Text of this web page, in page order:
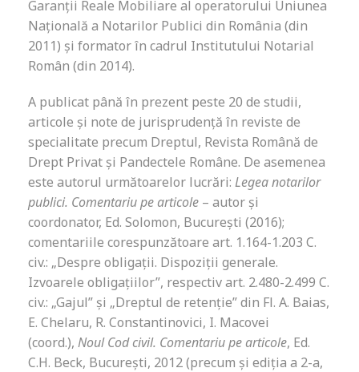
Garanții Reale Mobiliare al operatorului Uniunea
Națională a Notarilor Publici din România (din
2011) și formator în cadrul Institutului Notarial
Român (din 2014).
A publicat până în prezent peste 20 de studii,
articole și note de jurisprudență în reviste de
specialitate precum Dreptul, Revista Română de
Drept Privat și Pandectele Române. De asemenea
este autorul următoarelor lucrări: Legea notarilor
publici. Comentariu pe articole – autor și
coordonator, Ed. Solomon, București (2016);
comentariile corespunzătoare art. 1.164-1.203 C.
civ.: „Despre obligații. Dispoziții generale.
Izvoarele obligațiilor”, respectiv art. 2.480-2.499 C.
civ.: „Gajul” și „Dreptul de retenție” din Fl. A. Baias,
E. Chelaru, R. Constantinovici, I. Macovei
(coord.), Noul Cod civil. Comentariu pe articole, Ed.
C.H. Beck, București, 2012 (precum și ediția a 2-a,